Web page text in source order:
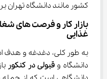
کشور مانند دانشگاه تهران
بازار کار و فرصت های
غذایی
به طور کلی، دغدغه و هدف
دانشگاه و قبولی در کنکور